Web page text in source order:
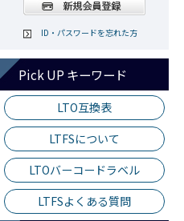
ID・パスワードを忘れた方
Pick UP キーワード
LTO互換表
LTFSについて
LTOバーコードラベル
LTFSよくある質問